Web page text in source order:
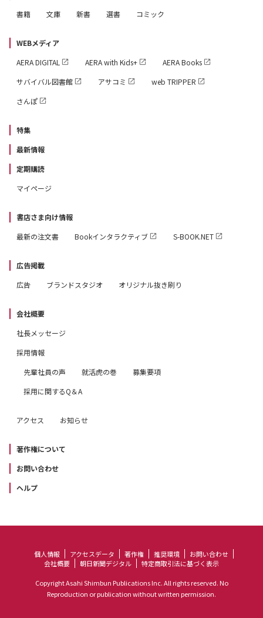
書籍
文庫 新書 選書 コミック
WEBメディア
AERA DIGITAL
AERA with Kids+
AERA Books
サバイバル図書館
アサコミ
web TRIPPER
さんぽ
特集
最新情報
定期購読
マイページ
書店さま向け情報
最新の注文書
Bookインタラクティブ S-BOOK.NET
広告掲載
広告
ブランドスタジオ オリジナル抜き刷り
会社概要
社長メッセージ
採用情報
先輩社員の声
就活虎の巻
募集要項
採用に関するQ＆A
アクセス お知らせ
著作権について
お問い合わせ
ヘルプ
個人情報 アクセスデータ 著作権 推奨環境
お問い合わせ
会社概要
朝日新聞デジタル 特定商取引法に基づく表示
Copyright Asahi Shimbun Publications Inc. All rights reserved. No
Reproduction or publication without written permission.